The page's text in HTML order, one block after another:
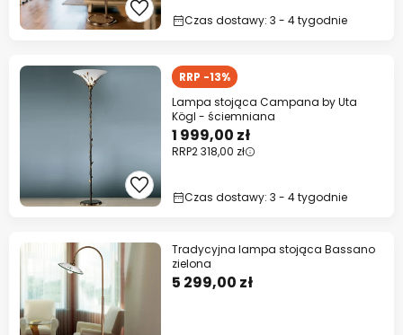
Czas dostawy: 3 - 4 tygodnie
RRP -13%
Lampa stojąca Campana by Uta
Kögl - ściemniana
1 999,00 zł
RRP2 318,00 zł
Czas dostawy: 3 - 4 tygodnie
Tradycyjna lampa stojąca Bassano
zielona
5 299,00 zł